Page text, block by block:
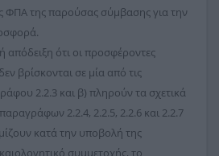
ΦΠΑ της παρούσας σύμβασης για την
απόδειξη ότι οι προσφέροντες
βρίσκονται σε μία από τις
2.2.3 και β) πληρούν τα σχετικά
2.2.4, 2.2.5, 2.2.6 και 2.2.7
κατά την υποβολή της
συμμετοχής, το